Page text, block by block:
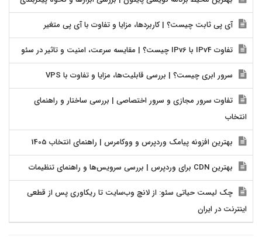
آی پی ثابت چیست؟ | کاربردها، مزایا و تفاوت با آی پی متغیر
تفاوت IPv4 با IPv6 چیست؟ | مقایسه سرعت، امنیت و تاثیر در سئو
سرور ابری چیست؟ | بررسی قابلیت‌ها، مزایا و تفاوت با VPS
تفاوت سرور مجازی و سرور اختصاصی | بررسی ساختار و راهنمای
انتخاب
بهترین افزونه پیامک وردپرس و ووکامرس | راهنمای انتخاب 1405
بهترین CDN برای وردپرس | بررسی سرویس‌ها و راهنمای تنظیمات
چک لیست حیاتی سئو: از لانچ وب‌سایت تا ریکاوری پس از قطعی
اینترنت در ایران